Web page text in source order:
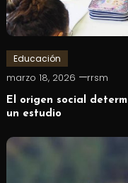
Educación
marzo 18, 2026 rrsm
El origen social
un estudio